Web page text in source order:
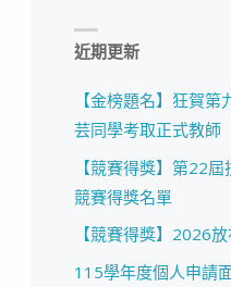
近期更新
【金榜題名】狂賀
芸同學考取正式教師
【競賽得獎】第22
競賽得獎名單
【競賽得獎】2026
115學年度個人申請